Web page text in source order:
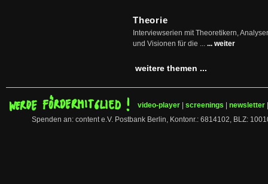
Theorie
Interviewserien mit Theoretikern,
und Visionen für die ... ... weiter
weitere themen ...
video-player screenings newsletter
Spenden an: content e.V. Postbank Berlin, Kontonr.: 6814102, BLZ: